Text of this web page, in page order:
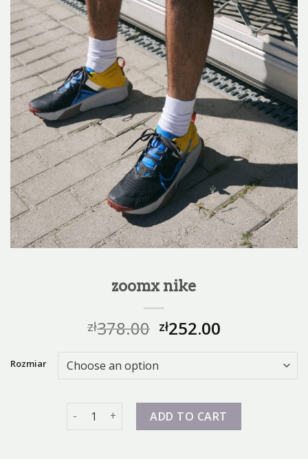
zoomx nike
zł378.00 zł252.00
Rozmiar
zoomx nike quantityADD TO CART